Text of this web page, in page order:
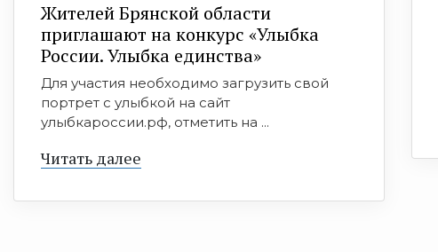
Жителей Брянской области
приглашают на конкурс «Улыбка
России. Улыбка единства»
Для участия необходимо загрузить свой
портрет с улыбкой на сайт
улыбкароссии.рф, отметить на ...
Читать далее